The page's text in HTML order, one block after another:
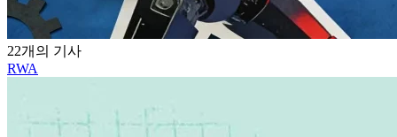
22개의 기사
RWA